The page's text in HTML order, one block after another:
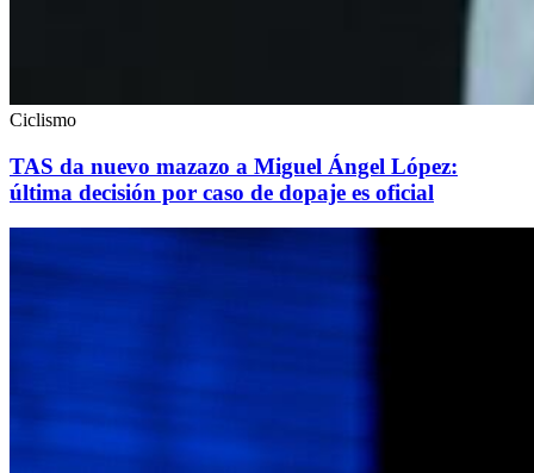
Ciclismo
TAS da nuevo mazazo a Miguel Ángel López:
última decisión por caso de dopaje es oficial